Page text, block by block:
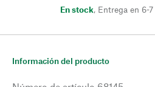
En stock, Entrega en 6-
Información del producto